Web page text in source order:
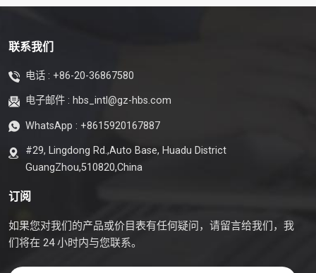
联系我们
电话 : +86-20-36867580
电子邮件 : hbs_intl@gz-hbs.com
WhatsApp : +8615920167887
#29, Lingdong Rd.,Auto Base, Huadu District
GuangZhou,510820,China
订阅
如果您对我们的产品或价目表有任何疑问，请留言给我们，我
们将在 24 小时内与您联系。